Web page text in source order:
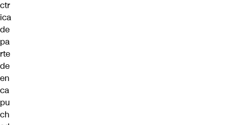
ctr
ica
de
pa
rte
de
en
ca
pu
ch